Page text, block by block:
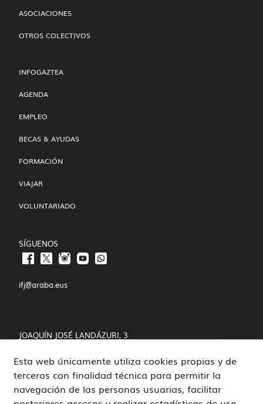
ASOCIACIONES
OTROS COLECTIVOS
INFOGAZTEA
AGENDA
EMPLEO
BECAS & AYUDAS
FORMACIÓN
VIAJAR
VOLUNTARIADO
SÍGUENOS
ifj@araba.eus
JOAQUÍN JOSÉ LANDÁZURI, 3
01008 VITORIA-GASTEIZ
POLÍTICA DE COOKIES Y PRIVACIDAD
Esta web únicamente utiliza cookies propias y de
terceros con finalidad técnica para permitir la
navegación de las personas usuarias, facilitar